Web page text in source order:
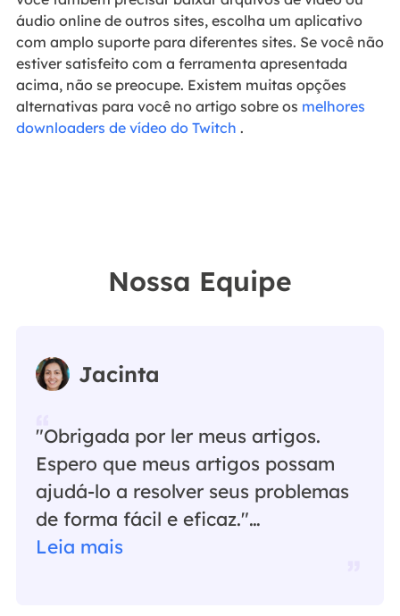
áudio online de outros sites, escolha um aplicativo
com amplo suporte para diferentes sites. Se você não
estiver satisfeito com a ferramenta apresentada
acima, não se preocupe. Existem muitas opções
alternativas para você no artigo sobre os melhores
downloaders de vídeo do Twitch .
Nossa Equipe
Jacinta
"Obrigada por ler meus artigos.
Espero que meus artigos possam
ajudá-lo a resolver seus problemas
de forma fácil e eficaz."…
Leia mais